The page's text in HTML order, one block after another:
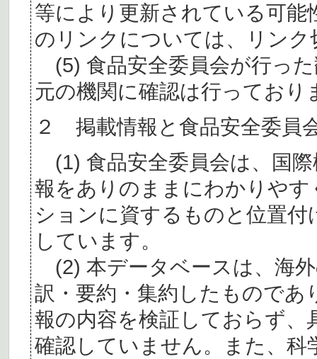
等により更新されている可
のリンクについては、リン
(5) 食品安全委員会が行っ
元の機関に確認は行っており
２ 掲載情報と食品安全委員
(1) 食品安全委員会は、国
報をありのままにわかりや
ションに資するものと位置
しています。
(2) 本データベースは、海
訳・要約・集約したものであ
報の内容を検証しておらず、
確認していません。また、